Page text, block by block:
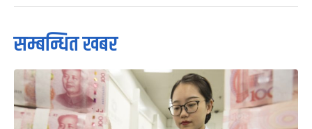
सम्बन्धित खबर